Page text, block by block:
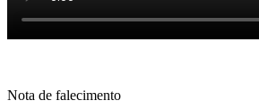
Nota de falecimento